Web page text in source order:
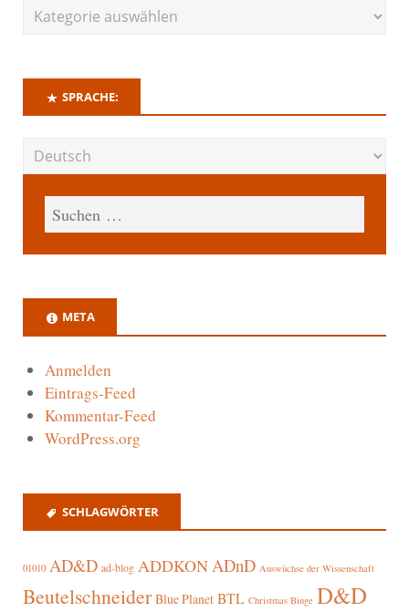
SPRACHE:
META
Anmelden
Eintrags-Feed
Kommentar-Feed
WordPress.org
SCHLAGWÖRTER
01010 AD&D ad-blog ADDKONADnD Auswüchse der Wissenschaft
Beutelschneider Blue Planet BTL Christmas Binge D&D